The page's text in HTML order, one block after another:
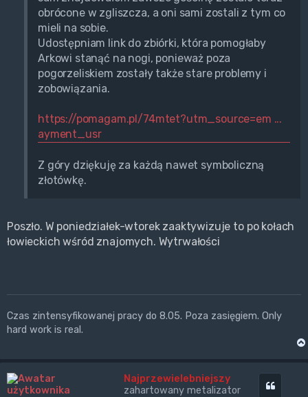
obrócone w zgliszcza, a oni sami zostali z tym co
mieli na sobie.
Udostępniam link do zbiórki, która pomogłaby
Arkowi stanąć na nogi, ponieważ poza
pogorzeliskiem zostały także stare problemy i
zobowiązania.
https://pomagam.pl/74mtet?utm_source=em ...
ayment_usr
Z góry dziękuję za każdą nawet symboliczną
złotówkę.
Poszło. W poniedziałek-wtorek zaaktywizuje to po kołach
łowieckich wśród znajomych. Wytrwałości
Czas zintensyfikowanej pracy do 8.05. Poza zasięgiem. Only
hard work is real.
Najprzewielebniejszy
zahartowany metalizator